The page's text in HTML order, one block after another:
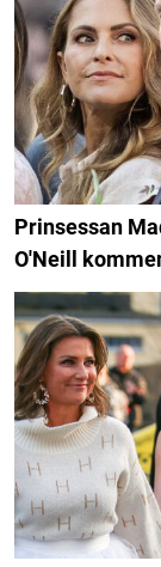
Prinsessan
O'Neill